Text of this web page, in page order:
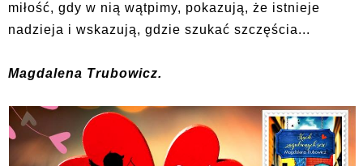
miłość, gdy w nią wątpimy, pokazują, że istnieje
nadzieja i wskazują, gdzie szukać szczęścia...
Magdalena Trubowicz.